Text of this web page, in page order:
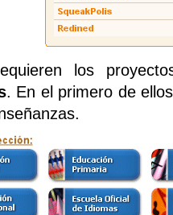
los
. En el primero de